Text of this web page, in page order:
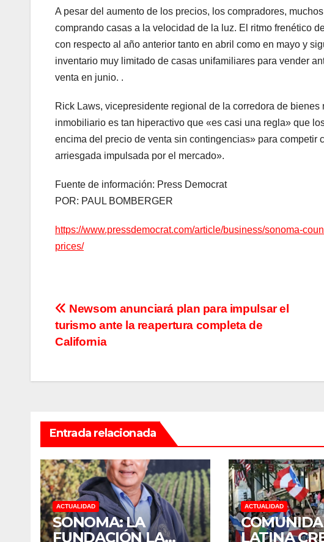
A pesar del aumento de los precios, los compradores,
comprando casas a la velocidad de la luz. El ritmo frenético
con respecto al año anterior tanto en abril como en mayo y
inventario muy limitado de casas unifamiliares para vender
venta en junio. .
Rick Laws, vicepresidente regional de la corredora de
inmobiliario es tan hiperactivo que «es casi una regla» que
encima del precio de venta sin contingencias» para competir
arriesgada impulsada por el mercado».
Fuente de información: Press Democrat
POR: PAUL BOMBERGER
https://www.pressdemocrat.com/article/business/sonoma-
prices/
Navegación
de
Newsom anunciará plan para impulsar el
turismo ante la reapertura completa de
California
Entrada relacionada
ACTUALIDAD
SONOMA: LA
FUNDACIÓN LA
ACTUALIDAD
LATINA